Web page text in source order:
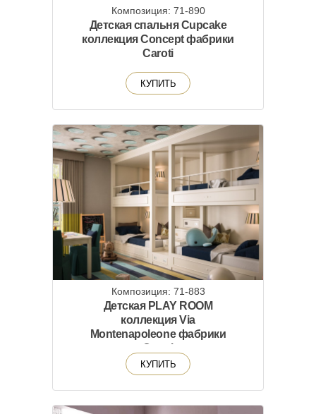
Композиция: 71-890
Детская спальня Cupcake
коллекция Concept фабрики
Caroti
КУПИТЬ
Композиция: 71-883
Детская PLAY ROOM
коллекция Via
Montenapoleone фабрики
Caroti
КУПИТЬ